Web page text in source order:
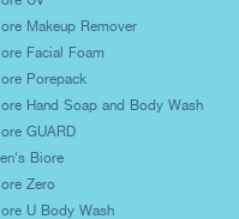
Makeup Remover
Facial Foam
Porepack
Hand Soap and Body Wash
GUARD
Biore
Zero
U Body Wash